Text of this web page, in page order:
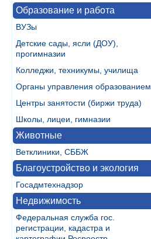
Образование и работа
ВУЗы
Детские сады, ясли (ДОУ),
прогимназии
Колледжи, техникумы, училища
Органы управления образованием
Центры занятости (биржи труда)
Школы, лицеи, гимназии
Животные
Ветклиники, СББЖ
Благоустройство и экология
Госадмтехнадзор
Недвижимость
Федеральная служба гос.
регистрации, кадастра и